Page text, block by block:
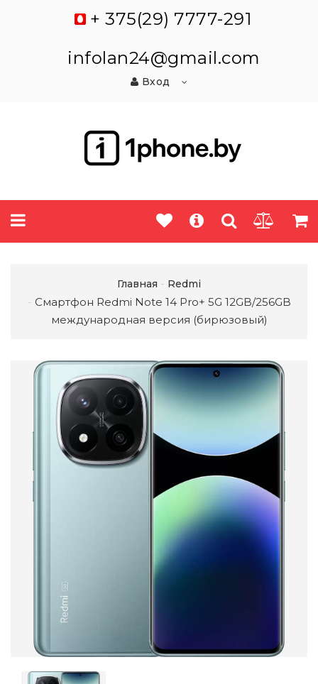
+ 375(29) 7777-291
infolan24@gmail.com
Вход
Главная Redmi
Смартфон Redmi Note 14 Pro+ 5G 12GB/256GB
международная версия (бирюзовый)